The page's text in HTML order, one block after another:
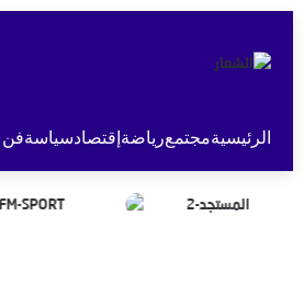
الرئيسيةمجتمعرياضة إقتصادسياسةفن